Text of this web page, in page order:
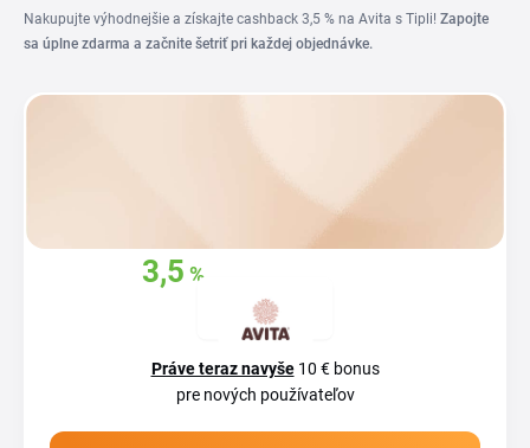
Nakupujte výhodnejšie a získajte cashback 3,5 % na Avita s Tipli! Zapojte
sa úplne zdarma a začnite šetriť pri každej objednávke.
3,5 %z
Práve teraz navyše10 € bonus
pre nových používateľov